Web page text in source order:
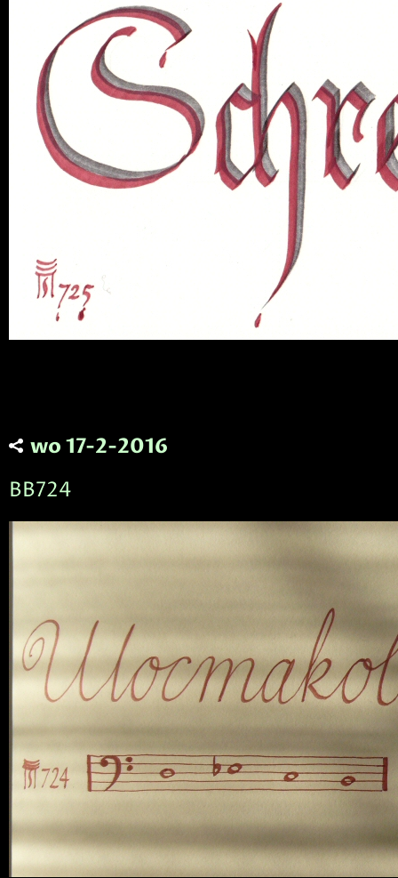
wo 17-2-2016
BB724